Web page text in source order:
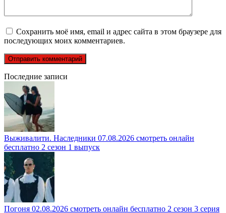
Сохранить моё имя, email и адрес сайта в этом браузере для
последующих моих комментариев.
Последние записи
Выживалити. Наследники 07.08.2026 смотреть онлайн
бесплатно 2 сезон 1 выпуск
Погоня 02.08.2026 смотреть онлайн бесплатно 2 сезон 3 серия